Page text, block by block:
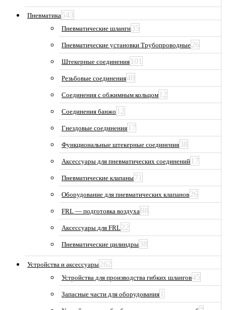
Пневматика543
Пневматические шланги35
Пневматические установки Трубопроводные26
Штекерные соединения 101
Резьбовые соединения40
Соединения с обжимным кольцом 12
Соединения банжо 12
Гнездовые соединения 17
Функциональные штекерные соединения38
Аксессуары для пневматических соединений 17
Пневматические клапаны71
Оборудование для пневматических клапанов26
FRL — подготовка воздуха88
Аксессуары для FRL22
Пневматические цилиндры38
Устройства и аксессуары262
Устройства для производства гибких шлангов45
Запасные части для оборудования 1